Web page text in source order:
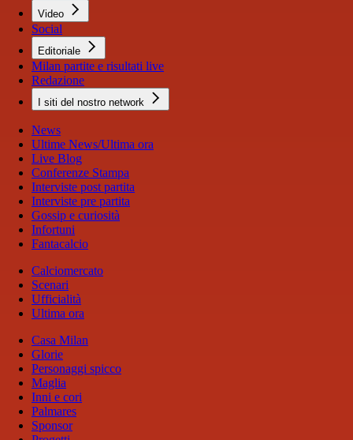
Video
Social
Editoriale
Milan partite e risultati live
Redazione
I siti del nostro network
News
Ultime News/Ultima ora
Live Blog
Conferenze Stampa
Interviste post partita
Interviste pre partita
Gossip e curiosità
Infortuni
Fantacalcio
Calciomercato
Scenari
Ufficialità
Ultima ora
Casa Milan
Glorie
Personaggi spicco
Maglia
Inni e cori
Palmares
Sponsor